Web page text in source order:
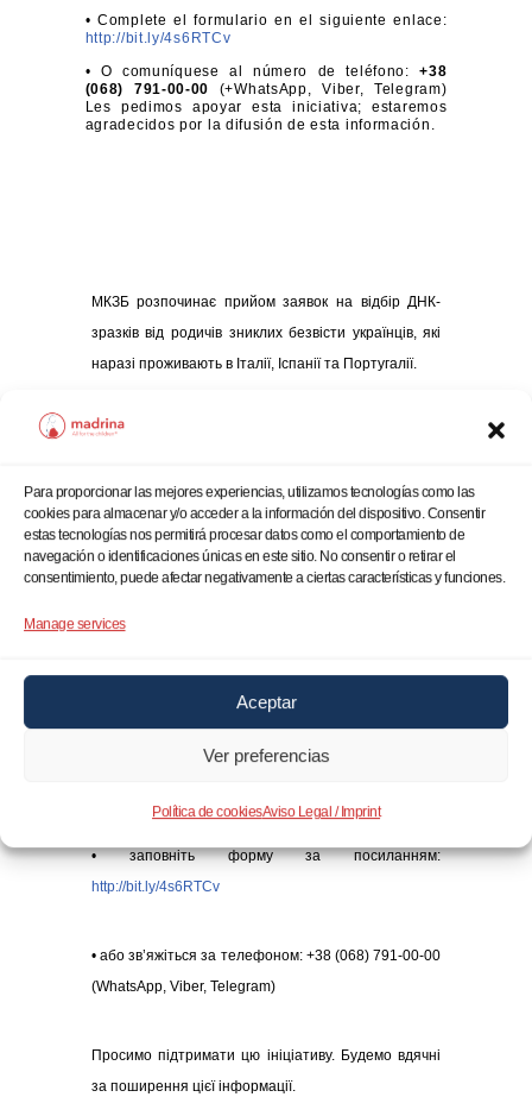
Para proporcionar las mejores experiencias, utilizamos tecnologías como las
cookies para almacenar y/o acceder a la información del dispositivo. Consentir
estas tecnologías nos permitirá procesar datos como el comportamiento de
navegación o identificaciones únicas en este sitio. No consentir o retirar el
consentimiento, puede afectar negativamente a ciertas características y funciones.
Manage services
Aceptar
Ver preferencias
Política de cookiesAviso Legal / Imprint
• Complete el formulario en el siguiente enlace:
http://bit.ly/4s6RTCv
• O comuníquese al número de teléfono:+38
(068) 791-00-00 (+WhatsApp, Viber, Telegram)
Les pedimos apoyar esta iniciativa; estaremos
agradecidos por la difusión de esta información.
МКЗБ розпочинає прийом заявок на відбір ДНК-
зразків від родичів зниклих безвісти українців, які
наразі проживають в Італії, Іспанії та Португалії.
Якщо ваші близькі зникли внаслідок війни, а ви
ви можете подати заявку до МКЗБ та долучитися
до ініціативи.
слідчим управлінням Нацполіції
• заповніть форму за посиланням:
http://bit.ly/4s6RTCv
• або зв’яжіться за телефоном: +38 (068) 791-00-00
(WhatsApp, Viber, Telegram)
Просимо підтримати цю ініціативу. Будемо вдячні
за поширення цієї інформації.